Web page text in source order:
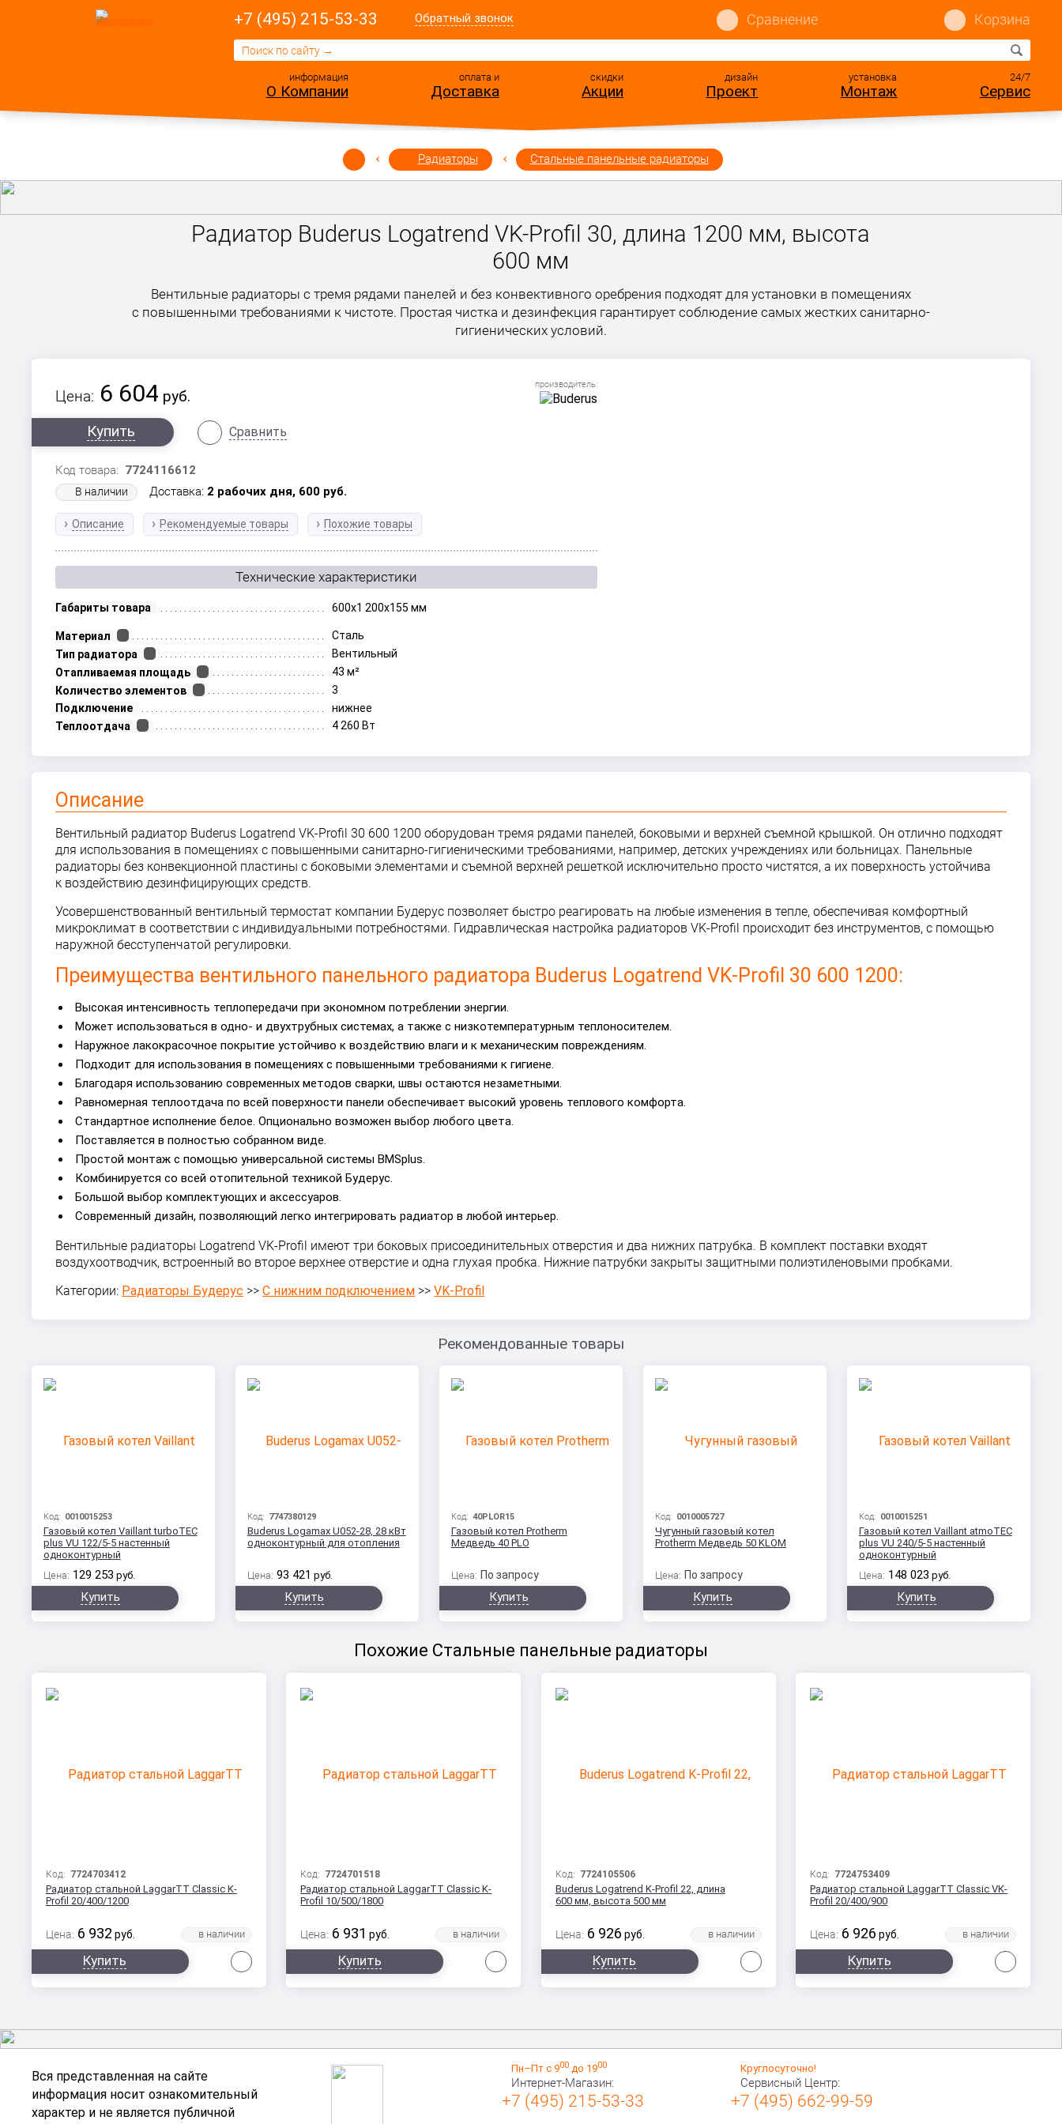
+7 (495) 215-53-33 Обратный звонок Сравнение Корзина
информация
О Компании
оплата и
Доставка
скидки
Акции
дизайн
Проект
установка
Монтаж
24/7
Сервис
Радиаторы Стальные панельные радиаторы
Радиатор Buderus Logatrend VK-Profil 30, длина 1200 мм, высота
600 мм
Вентильные радиаторы с тремя рядами панелей и без конвективного оребрения подходят для установки в помещениях
с повышенными требованиями к чистоте. Простая чистка и дезинфекция гарантирует соблюдение самых жестких санитарно-
гигиенических условий.
Цена: 6 604 руб.
Купить
Сравнить
Код товара: 7724116612
В наличии Доставка: 2 рабочих дня, 600 руб.
Описание Рекомендуемые товары Похожие товары
Технические характеристики
Габариты товара 600x1 200x155 мм
Материал
Сталь
Тип радиатора
Вентильный
Отапливаемая площадь
43 м²
Количество элементов
3
Подключение
нижнее
Теплоотдача
4 260 Вт
Описание
Вентильный радиатор Buderus Logatrend VK-Profil 30 600 1200 оборудован тремя рядами панелей, боковыми и верхней съемной крышкой. Он отлично подходят
для использования в помещениях с повышенными санитарно-гигиеническими требованиями, например, детских учреждениях или больницах. Панельные
радиаторы без конвекционной пластины с боковыми элементами и съемной верхней решеткой исключительно просто чистятся, а их поверхность устойчива
к воздействию дезинфицирующих средств.
Усовершенствованный вентильный термостат компании Будерус позволяет быстро реагировать на любые изменения в тепле, обеспечивая комфортный
микроклимат в соответствии с индивидуальными потребностями. Гидравлическая настройка радиаторов VK-Profil происходит без инструментов, с помощью
наружной бесступенчатой регулировки.
Преимущества вентильного панельного радиатора Buderus Logatrend VK-Profil 30 600 1200:
Высокая интенсивность теплопередачи при экономном потреблении энергии.
Может использоваться в одно- и двухтрубных системах, а также с низкотемпературным теплоносителем.
Наружное лакокрасочное покрытие устойчиво к воздействию влаги и к механическим повреждениям.
Подходит для использования в помещениях с повышенными требованиями к гигиене.
Благодаря использованию современных методов сварки, швы остаются незаметными.
Равномерная теплоотдача по всей поверхности панели обеспечивает высокий уровень теплового комфорта.
Стандартное исполнение белое. Опционально возможен выбор любого цвета.
Поставляется в полностью собранном виде.
Простой монтаж с помощью универсальной системы BMSplus.
Комбинируется со всей отопительной техникой Будерус.
Большой выбор комплектующих и аксессуаров.
Современный дизайн, позволяющий легко интегрировать радиатор в любой интерьер.
Вентильные радиаторы Logatrend VK-Profil имеют три боковых присоединительных отверстия и два нижних патрубка. В комплект поставки входят
воздухоотводчик, встроенный во второе верхнее отверстие и одна глухая пробка. Нижние патрубки закрыты защитными полиэтиленовыми пробками.
Категории: Радиаторы Будерус >>С нижним подключением >>VK-Profil
Рекомендованные товары
Код: 0010015253
Газовый котел Vaillant turboTEC
plus VU 122/5-5 настенный
одноконтурный
Цена: 129 253 руб.
Купить
Код: 7747380129
Buderus Logamax U052-28, 28 кВт
одноконтурный для отопления
Цена: 93 421 руб.
Купить
Код: 40PLOR15
Газовый котел Protherm
Медведь 40 РLO
Цена: По запросу
Купить
Код: 0010005727
Чугунный газовый котел
Protherm Медведь 50 KLOM
Цена: По запросу
Купить
Код: 0010015251
Газовый котел Vaillant atmoTEC
plus VU 240/5-5 настенный
одноконтурный
Цена: 148 023 руб.
Купить
Похожие Стальные панельные радиаторы
Код: 7724703412
Радиатор стальной LaggarTT Classic K-
Profil 20/400/1200
Цена: 6 932 руб.
Купить
Код: 7724701518
Радиатор стальной LaggarTT Classic K-
Profil 10/500/1800
Цена: 6 931 руб.
Купить
Код: 7724105506
Buderus Logatrend K-Profil 22, длина
600 мм, высота 500 мм
Цена: 6 926 руб.
Купить
Код: 7724753409
Радиатор стальной LaggarTT Classic VK-
Profil 20/400/900
Цена: 6 926 руб.
Купить
Вся представленная на сайте
информация носит ознакомительный
характер и не является публичной
Пн–Пт с 900до 1900
Интернет-Магазин:
+7 (495) 215-53-33
Круглосуточно!
Сервисный Центр:
+7 (495) 662-99-59